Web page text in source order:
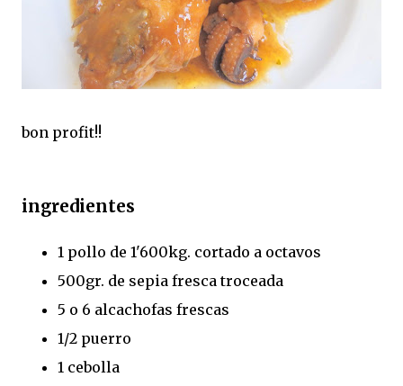
bon profit!!
ingredientes
1 pollo de 1'600kg. cortado a octavos
500gr. de sepia fresca troceada
5 o 6 alcachofas frescas
1/2 puerro
1 cebolla